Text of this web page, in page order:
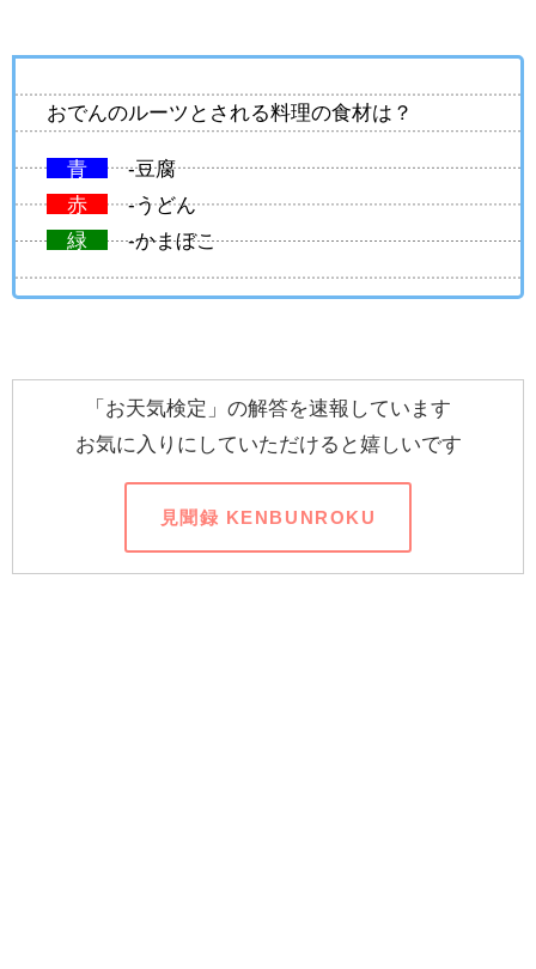
おでんのルーツとされる料理の食材は？
青
-豆腐
赤
-うどん
緑
-かまぼこ
「お天気検定」の解答を速報しています
お気に入りにしていただけると嬉しいです
見聞録 KENBUNROKU